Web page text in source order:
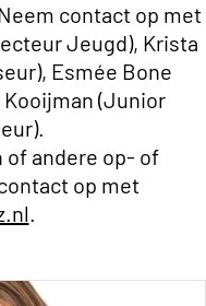
contact op met
Jeugd), Krista
Esmée Bone
(Junior
of andere op- of
op met
.